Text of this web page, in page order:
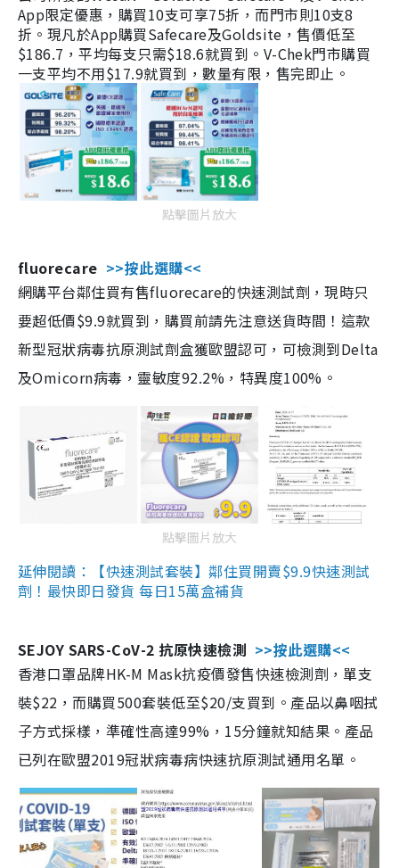
App限定優惠，購買10支可享75折，而門市則10支8
折。現凡於App購買Safecare及Goldsite，售價低至
$186.7，平均每支只需$18.6就買到。V-Chek門市購買
一支平均不用$17.9就買到，數量有限，售完即止。
點擊圖片放大
fluorecare >>按此選購<<
網購平台鄰住買有售fluorecare的快速測試劑，現時只
要超低價$9.9就買到，購買前請先注意送貨時間！這款
新型冠狀病毒抗原測試劑盒獲歐盟認可，可檢測到Delta
及Omicorn病毒，靈敏度92.2%，特異度100%。
點擊圖片放大
延伸閱讀：【快速測試套裝】鄰住買開賣$9.9快速測試
劑！最快即日發貨 每日15萬盒補貨
SEJOY SARS-CoV-2 抗原快速檢測 >>按此選購<<
香港口罩品牌HK-M Mask抗疫價發售快速檢測劑，單支
裝$22，而購買500套裝低至$20/支買到。產品以鼻咽拭
子方式採樣，準確性高達99%，15分鐘就知結果。產品
已列在歐盟2019冠狀病毒病快速抗原測試通用名單。